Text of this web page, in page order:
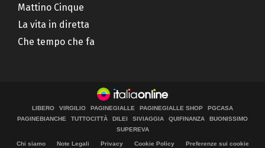
Mattino Cinque
La vita in diretta
Che tempo che fa
LIBERO VIRGILIO PAGINEGIALLE PAGINEGIALLE SHOP
PGCASA
PAGINEBIANCHE
TUTTOCITTÀ DILEI SIVIAGGIA QUIFINANZA
BUONISSIMO
SUPEREVA
Chi siamo Note Legali Privacy Cookie Policy Preferenze sui cookie